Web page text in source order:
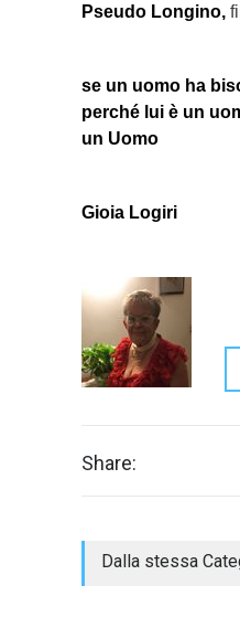
Pseudo Longino,
se un uomo ha
perché lui è un
un Uomo
Gioia Logiri
Share:
Dalla stessa